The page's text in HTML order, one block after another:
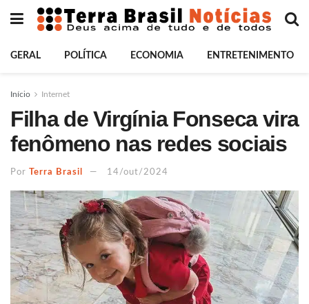
GERAL POLÍTICA ECONOMIA ENTRETENIMENTO
Início Internet
Filha de Virgínia Fonseca vira
fenômeno nas redes sociais
Por Terra Brasil 14/out/2024